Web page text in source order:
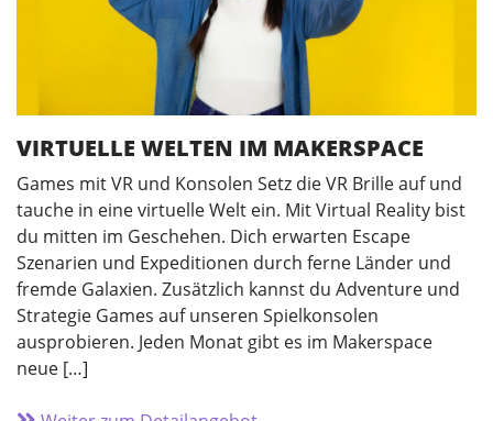
VIRTUELLE WELTEN IM MAKERSPACE
Games mit VR und Konsolen Setz die VR Brille auf und
tauche in eine virtuelle Welt ein. Mit Virtual Reality bist
du mitten im Geschehen. Dich erwarten Escape
Szenarien und Expeditionen durch ferne Länder und
fremde Galaxien. Zusätzlich kannst du Adventure und
Strategie Games auf unseren Spielkonsolen
ausprobieren. Jeden Monat gibt es im Makerspace
neue […]